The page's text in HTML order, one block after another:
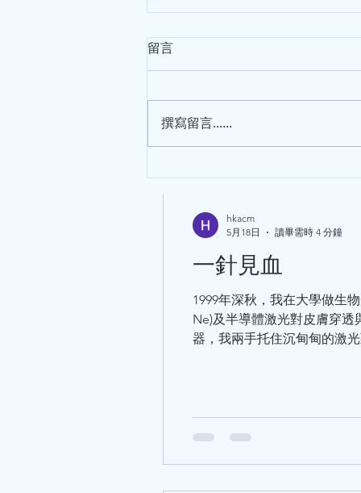
幾次治療後，疼痛大大減輕
之後再來求醫，那就太晚了
一針見血
1999年深秋，我在大學做生
Ne)及半導體激光對皮膚穿
器，我兩手托住沉甸甸的激
hkacm
5月18日
讀畢需時 4 分鐘
回顧"非典" : 鄧鐵濤教授上書中
留言
撰寫留言......